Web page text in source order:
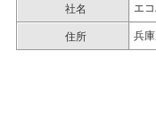
社名 エ
住所 兵